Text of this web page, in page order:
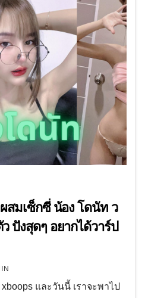
สมเซ็กซี่ น้อง โดนัท ว
ปังสุดๆ อยากได้วาร์ป
และวันนี้ เราจะพาไป